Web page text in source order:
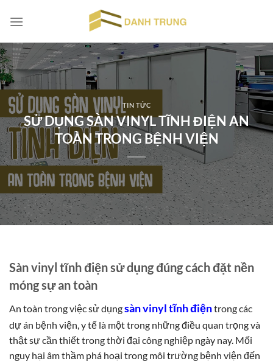
đến
dung
TIN TỨC
SỬ DỤNG SÀN VINYL TĨNH ĐIỆN AN
TOÀN TRONG BỆNH VIỆN
Sàn vinyl tĩnh điện sử dụng đúng cách đặt nền
móng sự an toàn
An toàn trong việc sử dụngsàn vinyl tĩnh điệntrong các
dự án bệnh viện, y tế là một trong những điều quan trọng và
thật sự cần thiết trong thời đại công nghiệp ngày nay. Mối
nguy hại âm thầm phá hoại trong môi trường bệnh viện đến